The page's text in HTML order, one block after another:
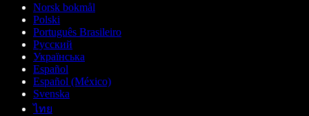
Norsk bokmål
Polski
Português Brasileiro
Русский
Українська
Español
Español (México)
Svenska
ไทย